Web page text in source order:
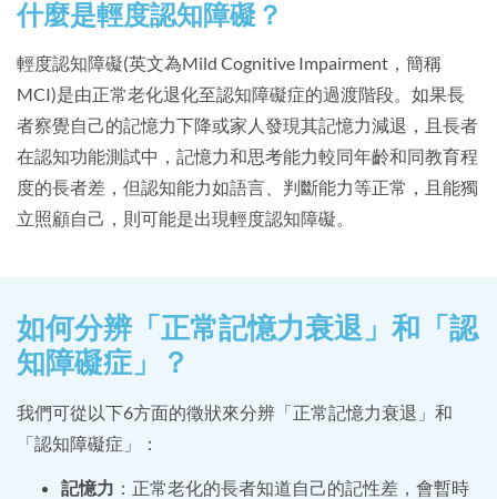
什麼是輕度認知障礙？
輕度認知障礙(英文為Mild Cognitive Impairment，簡稱
MCI)是由正常老化退化至認知障礙症的過渡階段。如果長
者察覺自己的記憶力下降或家人發現其記憶力減退，且長者
在認知功能測試中，記憶力和思考能力較同年齡和同教育程
度的長者差，但認知能力如語言、判斷能力等正常，且能獨
立照顧自己，則可能是出現輕度認知障礙。
如何分辨「正常記憶力衰退」和「認
知障礙症」？
我們可從以下6方面的徵狀來分辨「正常記憶力衰退」和
「認知障礙症」：
記憶力 ：正常老化的長者知道自己的記性差，會暫時